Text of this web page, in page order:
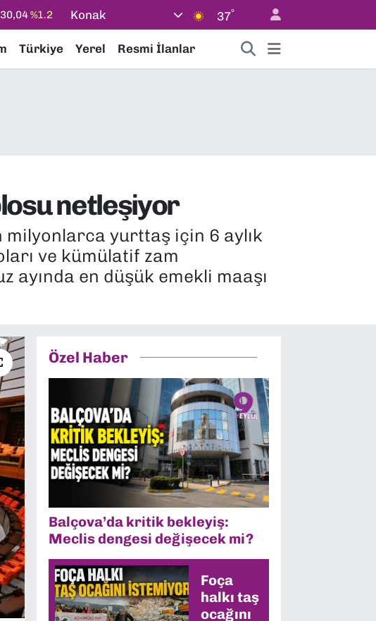
%0.17
%0.35
Konak 37°
Türkiye Yerel Resmi İlanlar
netleşiyor
milyonlarca yurttaş için 6 aylık
ve kümülatif zam
ayında en düşük emekli maaşı
Özel Haber
Balçova’da kritik bekleyiş:
Meclis dengesi değişecek mi?
Foça
halkı taş
ocağını